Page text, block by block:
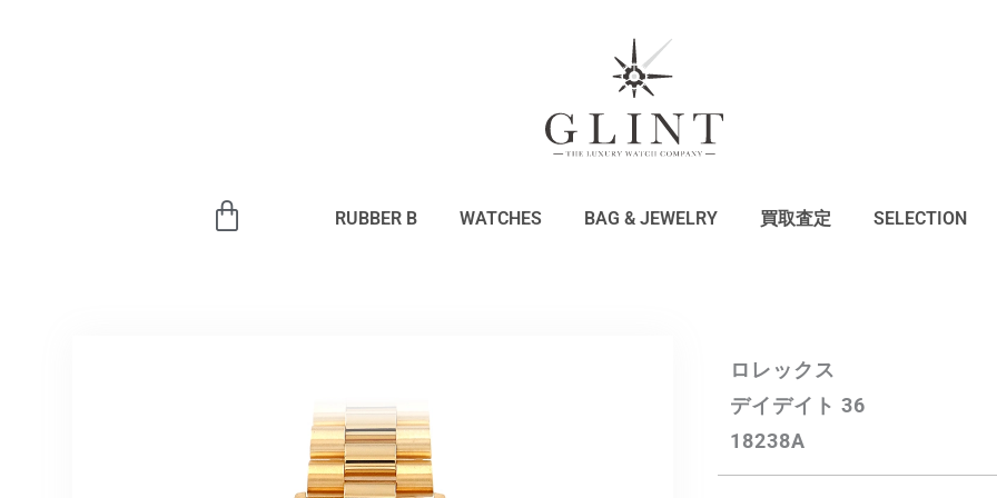
RUBBER B WATCHES BAG & JEWELRY 買取査定 SELECTION
ロレックス
デイデイト 36
18238A